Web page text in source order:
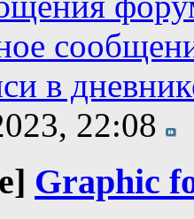
в
22:08
Graphic